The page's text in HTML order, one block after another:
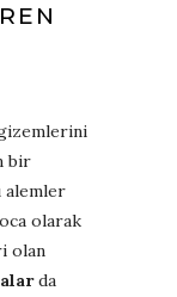
bir
alemler
olarak
olan
da